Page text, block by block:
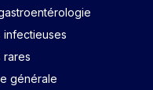
infectieuses
rares
générale